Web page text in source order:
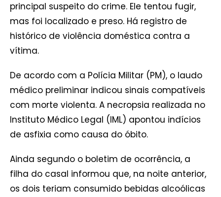
principal suspeito do crime. Ele tentou fugir,
mas foi localizado e preso. Há registro de
histórico de violência doméstica contra a
vítima.
De acordo com a Polícia Militar (PM), o laudo
médico preliminar indicou sinais compatíveis
com morte violenta. A necropsia realizada no
Instituto Médico Legal (IML) apontou indícios
de asfixia como causa do óbito.
Ainda segundo o boletim de ocorrência, a
filha do casal informou que, na noite anterior,
os dois teriam consumido bebidas alcoólicas